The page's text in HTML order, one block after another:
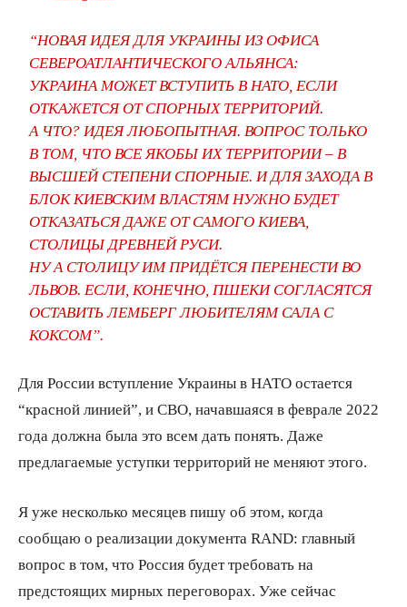
“НОВАЯ ИДЕЯ ДЛЯ УКРАИНЫ ИЗ ОФИСА
СЕВЕРОАТЛАНТИЧЕСКОГО АЛЬЯНСА:
УКРАИНА МОЖЕТ ВСТУПИТЬ В НАТО, ЕСЛИ
ОТКАЖЕТСЯ ОТ СПОРНЫХ ТЕРРИТОРИЙ.
А ЧТО? ИДЕЯ ЛЮБОПЫТНАЯ. ВОПРОС ТОЛЬКО
В ТОМ, ЧТО ВСЕ ЯКОБЫ ИХ ТЕРРИТОРИИ – В
ВЫСШЕЙ СТЕПЕНИ СПОРНЫЕ. И ДЛЯ ЗАХОДА В
БЛОК КИЕВСКИМ ВЛАСТЯМ НУЖНО БУДЕТ
ОТКАЗАТЬСЯ ДАЖЕ ОТ САМОГО КИЕВА,
СТОЛИЦЫ ДРЕВНЕЙ РУСИ.
НУ А СТОЛИЦУ ИМ ПРИДЁТСЯ ПЕРЕНЕСТИ ВО
ЛЬВОВ. ЕСЛИ, КОНЕЧНО, ПШЕКИ СОГЛАСЯТСЯ
ОСТАВИТЬ ЛЕМБЕРГ ЛЮБИТЕЛЯМ САЛА С
КОКСОМ”.
Для России вступление Украины в НАТО остается
“красной линией”, и СВО, начавшаяся в феврале 2022
года должна была это всем дать понять. Даже
предлагаемые уступки территорий не меняют этого.
Я уже несколько месяцев пишу об этом, когда
сообщаю о реализации документа RAND: главный
вопрос в том, что Россия будет требовать на
предстоящих мирных переговорах. Уже сейчас